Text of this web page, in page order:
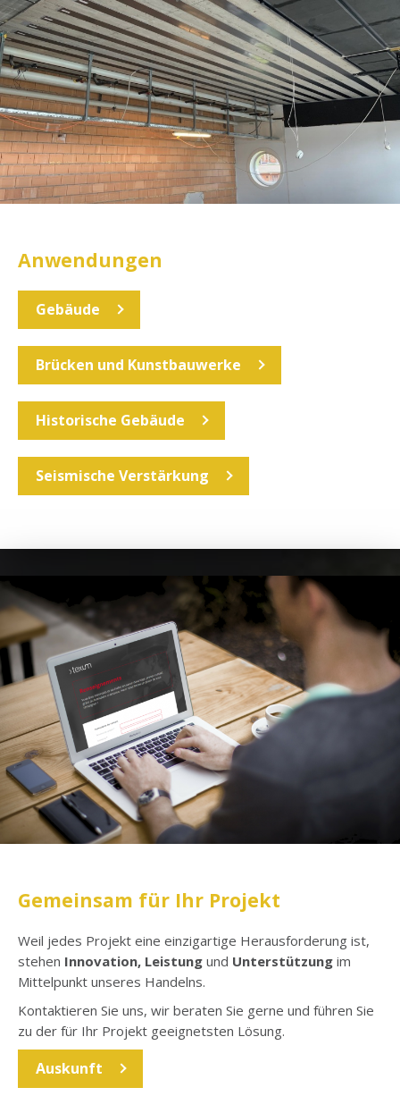
Anwendungen
Gebäude
Brücken und Kunstbauwerke
Historische Gebäude
Seismische Verstärkung
Gemeinsam für Ihr Projekt
Weil jedes Projekt eine einzigartige Herausforderung ist,
stehen Innovation, Leistung und Unterstützung im
Mittelpunkt unseres Handelns.
Kontaktieren Sie uns, wir beraten Sie gerne und führen Sie
zu der für Ihr Projekt geeignetsten Lösung.
Auskunft